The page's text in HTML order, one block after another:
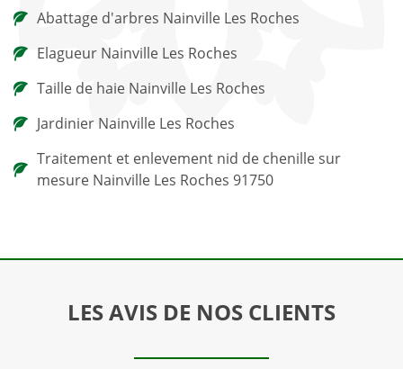
Abattage d'arbres Nainville Les Roches
Elagueur Nainville Les Roches
Taille de haie Nainville Les Roches
Jardinier Nainville Les Roches
Traitement et enlevement nid de chenille sur
mesure Nainville Les Roches 91750
LES AVIS DE NOS CLIENTS